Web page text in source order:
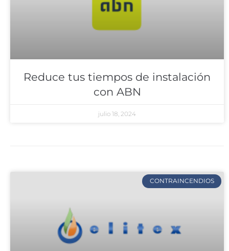
Reduce tus tiempos de instalación
con ABN
julio 18, 2024
CONTRAINCENDIOS